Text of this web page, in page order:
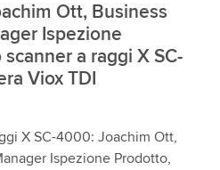
Ott, Business
Ispezione
a raggi X SC-
Viox TDI
X SC-4000: Joachim Ott,
Ispezione Prodotto,